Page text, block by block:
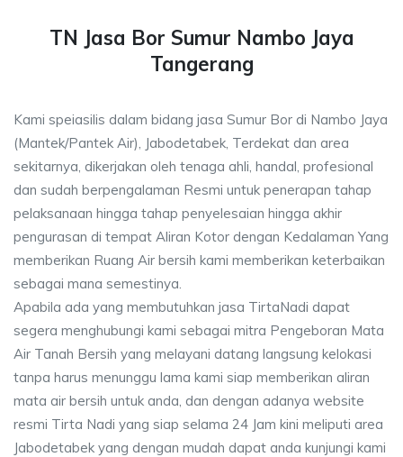
TN Jasa Bor Sumur Nambo Jaya
Tangerang
Kami speiasilis dalam bidang jasa Sumur Bor di Nambo Jaya
(Mantek/Pantek Air), Jabodetabek, Terdekat dan area
sekitarnya, dikerjakan oleh tenaga ahli, handal, profesional
dan sudah berpengalaman Resmi untuk penerapan tahap
pelaksanaan hingga tahap penyelesaian hingga akhir
pengurasan di tempat Aliran Kotor dengan Kedalaman Yang
memberikan Ruang Air bersih kami memberikan keterbaikan
sebagai mana semestinya.
Apabila ada yang membutuhkan jasa TirtaNadi dapat
segera menghubungi kami sebagai mitra Pengeboran Mata
Air Tanah Bersih yang melayani datang langsung kelokasi
tanpa harus menunggu lama kami siap memberikan aliran
mata air bersih untuk anda, dan dengan adanya website
resmi Tirta Nadi yang siap selama 24 Jam kini meliputi area
Jabodetabek yang dengan mudah dapat anda kunjungi kami